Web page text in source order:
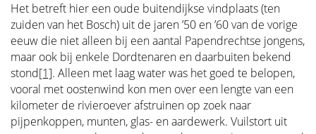
Het betreft hier een oude buitendijkse vindplaats (ten
zuiden van het Bosch) uit de jaren ’50 en ’60 van de vorige
eeuw die niet alleen bij een aantal Papendrechtse jongens,
maar ook bij enkele Dordtenaren en daarbuiten bekend
stond[1]. Alleen met laag water was het goed te belopen,
vooral met oostenwind kon men over een lengte van een
kilometer de rivieroever afstruinen op zoek naar
pijpenkoppen, munten, glas- en aardewerk. Vuilstort uit